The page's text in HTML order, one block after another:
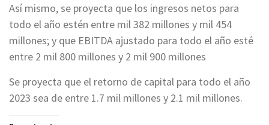
Así mismo, se proyecta que los ingresos netos para
todo el año estén entre mil 382 millones y mil 454
millones; y que EBITDA ajustado para todo el año esté
entre 2 mil 800 millones y 2 mil 900 millones
Se proyecta que el retorno de capital para todo el año
2023 sea de entre 1.7 mil millones y 2.1 mil millones.